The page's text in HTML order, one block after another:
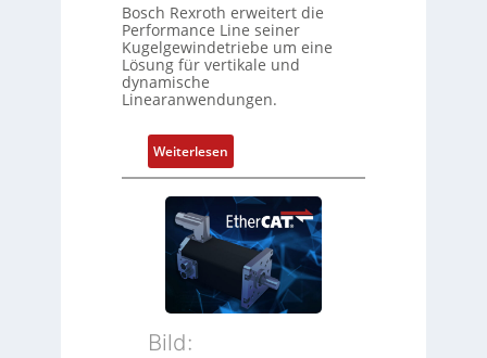
u
n
g
n
d
Z
u
s
t
a
s
m
b
i
i
r
t
P
o
s
i
Bosch Rexroth erweitert die
Performance Line seiner
Kugelgewindetriebe um eine
Lösung für vertikale und
dynamische
Linearanwendungen.
Weiterlesen:
N
e
u
e
u
Bild: